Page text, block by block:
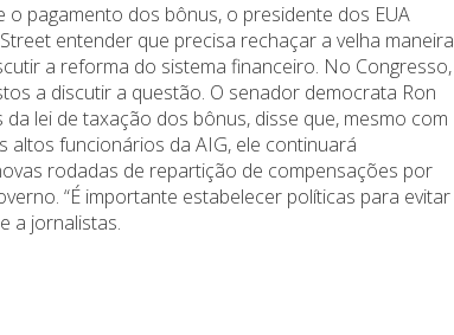
pagamento dos bônus, o presidente dos EUA
entender que precisa rechaçar a velha maneira
a reforma do sistema financeiro. No Congresso,
a discutir a questão. O senador democrata Ron
lei de taxação dos bônus, disse que, mesmo com
altos funcionários da AIG, ele continuará
rodadas de repartição de compensações por
“É importante estabelecer políticas para evitar
a jornalistas.